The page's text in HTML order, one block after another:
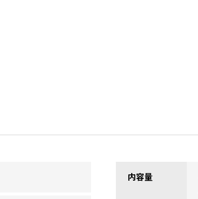
内容量